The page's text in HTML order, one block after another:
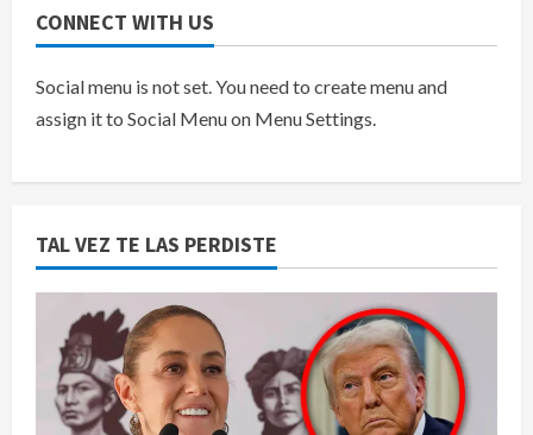
CONNECT WITH US
Social menu is not set. You need to create menu and
assign it to Social Menu on Menu Settings.
TAL VEZ TE LAS PERDISTE